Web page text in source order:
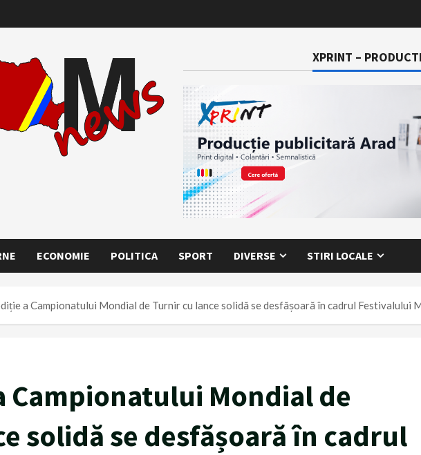
XPRINT –
ECONOMIE POLITICA SPORT DIVERSE STIRI LOCALE
a Campionatului Mondial de Turnir cu lance solidă se desfășoară în cadrul Festivalului
Campionatului Mondial de
solidă se desfășoară în cadrul